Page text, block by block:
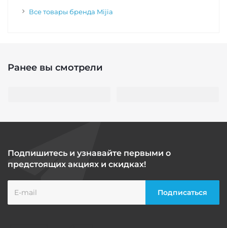
Все товары бренда Mijia
Ранее вы смотрели
Подпишитесь и узнавайте первыми о
предстоящих акциях и скидках!